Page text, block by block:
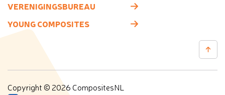
VERENIGINGSBUREAU
YOUNG COMPOSITES
Copyright © 2026 CompositesNL